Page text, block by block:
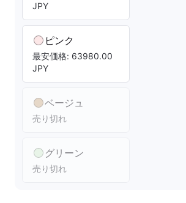
JPY
ピンク
最安価格: 63980.00
JPY
ベージュ
売り切れ
グリーン
売り切れ